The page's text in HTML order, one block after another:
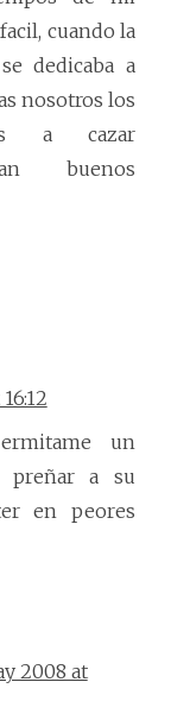
cuando la
dedicaba a
nosotros los
a cazar
buenos
un
preñar a su
en peores
2008 at